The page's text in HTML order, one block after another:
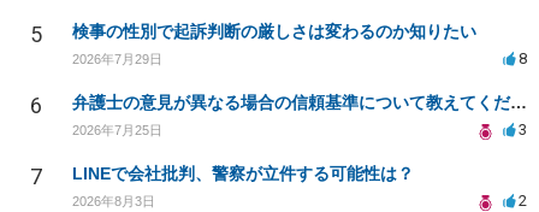
5 検事の性別で起訴判断の厳しさは変わるのか知りたい
2026年7月29日 8
6 弁護士の意見が異なる場合の信頼基準について教えてください
2026年7月25日 3
7 LINEで会社批判、警察が立件する可能性は？
2026年8月3日 2